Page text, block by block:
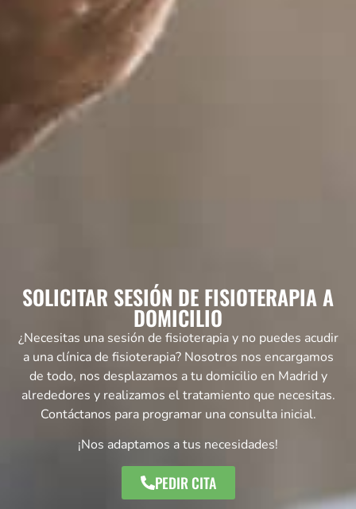
SOLICITAR SESIÓN DE FISIOTERAPIA A
DOMICILIO
¿Necesitas una sesión de fisioterapia y no puedes acudir
a una clínica de fisioterapia? Nosotros nos encargamos
de todo, nos desplazamos a tu domicilio en Madrid y
alrededores y realizamos el tratamiento que necesitas.
Contáctanos para programar una consulta inicial.
¡Nos adaptamos a tus necesidades!
PEDIR CITA